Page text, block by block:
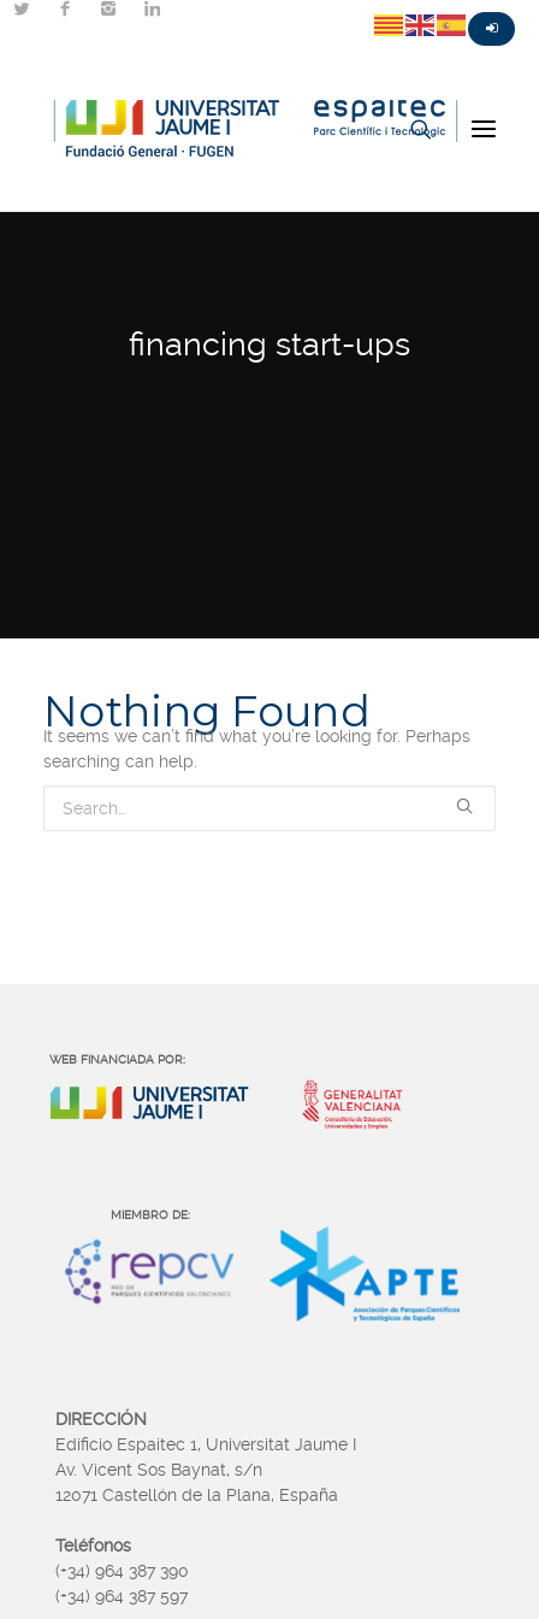
financing start-ups
Nothing Found
It seems we can’t find what you’re looking for. Perhaps
searching can help.
WEB FINANCIADA POR:
MIEMBRO DE:
DIRECCIÓN
Edificio Espaitec 1, Universitat Jaume I
Av. Vicent Sos Baynat, s/n
12071 Castellón de la Plana, España
Teléfonos
(+34) 964 387 390
(+34) 964 387 597